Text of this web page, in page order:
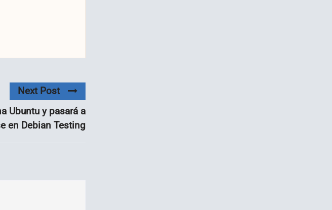
Next Post
Ubuntu y pasará a
en Debian Testing